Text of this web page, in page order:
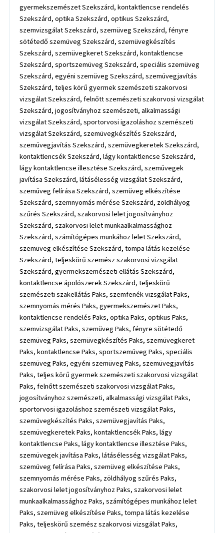
gyermekszemészet Szekszárd, kontaktlencse rendelés
Szekszárd, optika Szekszárd, optikus Szekszárd,
szemvizsgálat Szekszárd, szemüveg Szekszárd, fényre
sötétedő szemüveg Szekszárd, szemüvegkészítés
Szekszárd, szemüvegkeret Szekszárd, kontaktlencse
Szekszárd, sportszemüveg Szekszárd, speciális szemüveg
Szekszárd, egyéni szemüveg Szekszárd, szemüvegjavítás
Szekszárd, teljes körű gyermek szemészeti szakorvosi
vizsgálat Szekszárd, felnőtt szemészeti szakorvosi vizsgálat
Szekszárd, jogosítványhoz szemészeti, alkalmassági
vizsgálat Szekszárd, sportorvosi igazoláshoz szemészeti
vizsgálat Szekszárd, szemüvegkészítés Szekszárd,
szemüvegjavítás Szekszárd, szemüvegkeretek Szekszárd,
kontaktlencsék Szekszárd, lágy kontaktlencse Szekszárd,
lágy kontaktlencse illesztése Szekszárd, szemüvegek
javítása Szekszárd, látásélesség vizsgálat Szekszárd,
szemüveg felírása Szekszárd, szemüveg elkészítése
Szekszárd, szemnyomás mérése Szekszárd, zöldhályog
szűrés Szekszárd, szakorvosi lelet jogosítványhoz
Szekszárd, szakorvosi lelet munkaalkalmassághoz
Szekszárd, számítógépes munkához lelet Szekszárd,
szemüveg elkészítése Szekszárd, tompa látás kezelése
Szekszárd, teljeskörű szemész szakorvosi vizsgálat
Szekszárd, gyermekszemészeti ellátás Szekszárd,
kontaktlencse ápolószerek Szekszárd, teljeskörű
szemészeti szakellátás Paks, szemfenék vizsgálat Paks,
szemnyomás mérés Paks, gyermekszemészet Paks,
kontaktlencse rendelés Paks, optika Paks, optikus Paks,
szemvizsgálat Paks, szemüveg Paks, fényre sötétedő
szemüveg Paks, szemüvegkészítés Paks, szemüvegkeret
Paks, kontaktlencse Paks, sportszemüveg Paks, speciális
szemüveg Paks, egyéni szemüveg Paks, szemüvegjavítás
Paks, teljes körű gyermek szemészeti szakorvosi vizsgálat
Paks, felnőtt szemészeti szakorvosi vizsgálat Paks,
jogosítványhoz szemészeti, alkalmassági vizsgálat Paks,
sportorvosi igazoláshoz szemészeti vizsgálat Paks,
szemüvegkészítés Paks, szemüvegjavítás Paks,
szemüvegkeretek Paks, kontaktlencsék Paks, lágy
kontaktlencse Paks, lágy kontaktlencse illesztése Paks,
szemüvegek javítása Paks, látásélesség vizsgálat Paks,
szemüveg felírása Paks, szemüveg elkészítése Paks,
szemnyomás mérése Paks, zöldhályog szűrés Paks,
szakorvosi lelet jogosítványhoz Paks, szakorvosi lelet
munkaalkalmassághoz Paks, számítógépes munkához lelet
Paks, szemüveg elkészítése Paks, tompa látás kezelése
Paks, teljeskörű szemész szakorvosi vizsgálat Paks,